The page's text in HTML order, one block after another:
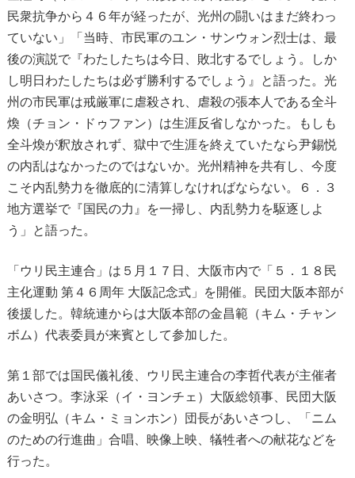
民衆抗争から４６年が経ったが、光州の闘いはまだ終わっ
ていない」「当時、市民軍のユン・サンウォン烈士は、最
後の演説で『わたしたちは今日、敗北するでしょう。しか
し明日わたしたちは必ず勝利するでしょう』と語った。光
州の市民軍は戒厳軍に虐殺され、虐殺の張本人である全斗
煥（チョン・ドゥファン）は生涯反省しなかった。もしも
全斗煥が釈放されず、獄中で生涯を終えていたなら尹錫悦
の内乱はなかったのではないか。光州精神を共有し、今度
こそ内乱勢力を徹底的に清算しなければならない。６．３
地方選挙で『国民の力』を一掃し、内乱勢力を駆逐しよ
う」と語った。
「ウリ民主連合」は５月１７日、大阪市内で「５．１８民
主化運動 第４６周年 大阪記念式」を開催。民団大阪本部が
後援した。韓統連からは大阪本部の金昌範（キム・チャン
ボム）代表委員が来賓として参加した。
第１部では国民儀礼後、ウリ民主連合の李哲代表が主催者
あいさつ。李泳采（イ・ヨンチェ）大阪総領事、民団大阪
の金明弘（キム・ミョンホン）団長があいさつし、「ニム
のための行進曲」合唱、映像上映、犠牲者への献花などを
行った。